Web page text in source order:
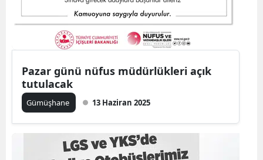
Düzce
Pazar günü nüfus müdürlükleri açık
tutulacak
Gümüşhane 13 Haziran 2025